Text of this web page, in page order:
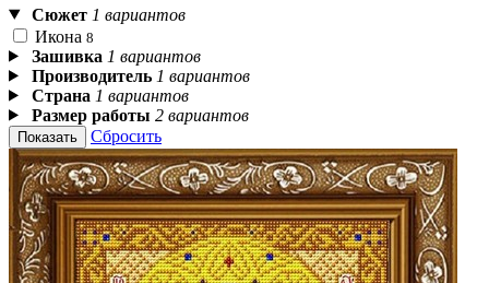
Сюжет 1 вариантов
Икона 8
Зашивка 1 вариантов
Производитель 1 вариантов
Страна 1 вариантов
Размер работы 2 вариантов
Показать Сбросить